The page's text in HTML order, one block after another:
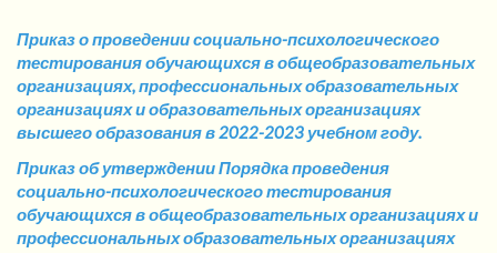
Приказ о проведении социально-психологического
тестирования обучающихся в общеобразовательных
организациях, профессиональных образовательных
организациях и образовательных организациях
высшего образования в 2022-2023 учебном году.
Приказ об утверждении Порядка проведения
социально-психологического тестирования
обучающихся в общеобразовательных организациях и
профессиональных образовательных организациях